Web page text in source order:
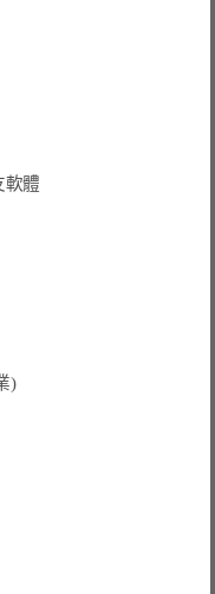
軟體
)